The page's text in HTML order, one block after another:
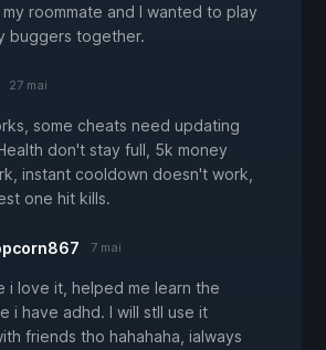
roommate and I wanted to play
buggers together.
27 mai
some cheats need updating
don't stay full, 5k money
instant cooldown doesn't work,
one hit kills.
7 mai
i love it, helped me learn the
i have adhd. I will stll use it
friends tho hahahaha, ialways